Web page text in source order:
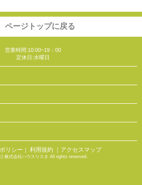
ページトップに戻る
営業時間:10:00~19：00
定休日:水曜日
リシー ｜ 利用規約 ｜アクセスマップ
株式会社ハウスリスタ All rights reserved.